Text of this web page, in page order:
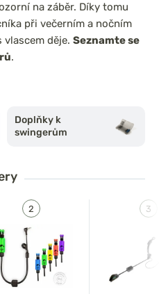
na záběr. Díky tomu
při večerním a nočním
vlascem děje. Seznamte se
.
signalizátor záběru
, který se
při večerním a nočním
a propojovací části
olůvko a světlo.
s jinými
Doplňky k
swingerům